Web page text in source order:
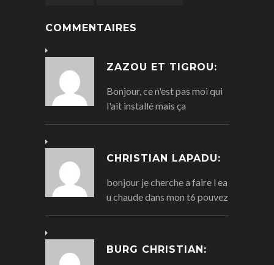
COMMENTAIRES
ZAZOU ET TIGROU:
Bonjour, ce n'est pas moi qui
l'ait installé mais ça
CHRISTIAN LAPADU:
bonjour je cherche a faire l ea
u chaude dans mon t6 pouvez
BURG CHRISTIAN: